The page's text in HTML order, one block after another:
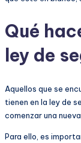
Qué
ley de
Aquellos que se
tienen en la ley de
comenzar una
Para ello, es